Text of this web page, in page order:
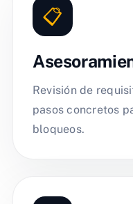
📋
Revisión de
pasos concretos
bloqueos.